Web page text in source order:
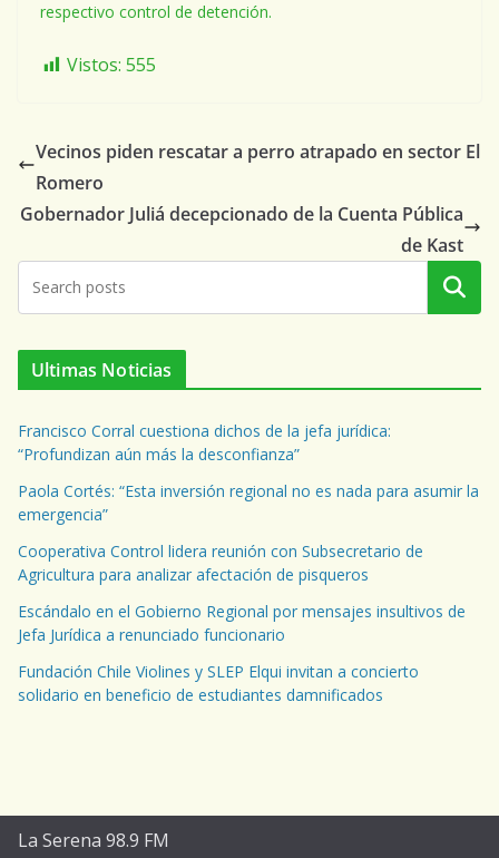
respectivo control de detención.
Vistos: 555
Vecinos piden rescatar a perro atrapado en sector El
Romero
Gobernador Juliá decepcionado de la Cuenta Pública
de Kast
Buscar
Ultimas Noticias
Francisco Corral cuestiona dichos de la jefa jurídica:
“Profundizan aún más la desconfianza”
Paola Cortés: “Esta inversión regional no es nada para asumir la
emergencia”
Cooperativa Control lidera reunión con Subsecretario de
Agricultura para analizar afectación de pisqueros
Escándalo en el Gobierno Regional por mensajes insultivos de
Jefa Jurídica a renunciado funcionario
Fundación Chile Violines y SLEP Elqui invitan a concierto
solidario en beneficio de estudiantes damnificados
La Serena 98.9 FM